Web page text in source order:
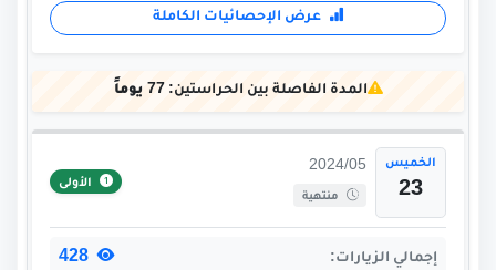
عرض الإحصائيات الكاملة
المدة الفاصلة بين الحراستين: 77 يوماً
الخميس
23
2024/05
منتهية
الأولى
إجمالي الزيارات: